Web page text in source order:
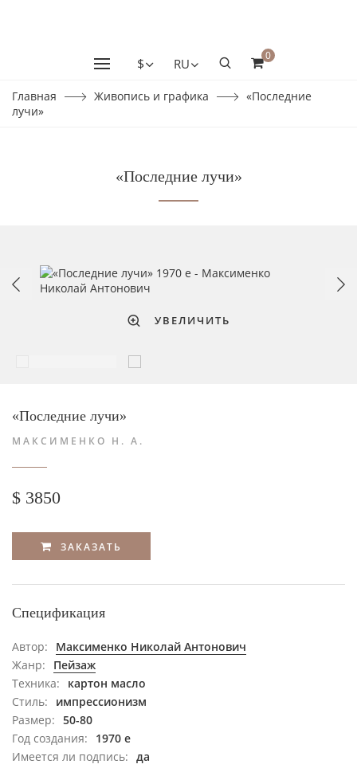
$ RU
0
Главная Живопись и графика
«Последние
лучи»
«Последние лучи»
УВЕЛИЧИТЬ
«Последние лучи»
МАКСИМЕНКО Н. А.
$ 3850
ЗАКАЗАТЬ
Спецификация
Автор:
Максименко Николай Антонович
Жанр:
Пейзаж
Техника:
картон масло
Стиль:
импрессионизм
Размер: 50-80
Год создания:
1970 е
Имеется ли подпись: да